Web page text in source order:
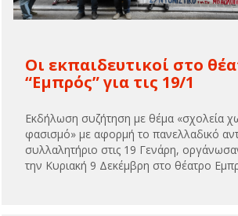
Οι εκπαιδευτικοί στο
“Εμπρός” για τις 19/1
Εκδήλωση συζήτηση με θέμα «σχολεία
φασισμό» με αφορμή το πανελλαδικό
συλλαλητήριο στις 19 Γενάρη,
την Κυριακή 9 Δεκέμβρη στο θέατρο